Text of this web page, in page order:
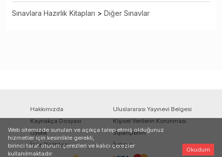
Sınavlara Hazırlık Kitapları > Diğer Sınavlar
Hakkımızda
Uluslararası Yayınevi Belgesi
Kaynakça Dosyası
Kişisel Verilerin Korunması
Üyelik
Siparişlerim
İade Politikası
İletişim
Web sitemizde sunulan ve açıkça talep etmiş olduğunuz
hizmetler için kesinlikle gerekli,
birinci taraf oturum çerezleri ve kalıcı çerezler
kullanılmaktadır.
Okudum